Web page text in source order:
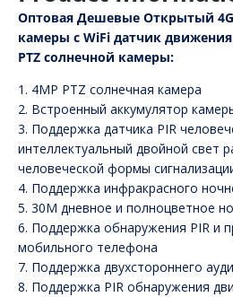
Оптовая Дешевые Открытый
камеры с WiFi датчик движения
PTZ солнечной камеры:
1. 4MP PTZ солнечная камера
2. Встроенный аккумулятор
3. Поддержка датчика PIR
интеллектуальный двойной свет
человеческой формы
4. Поддержка инфракрасного
5. 30M дневное и полноцветное
6. Поддержка обнаружения PIR и
мобильного телефона
7. Поддержка двухстороннего
8. Поддержка PIR обнаружения